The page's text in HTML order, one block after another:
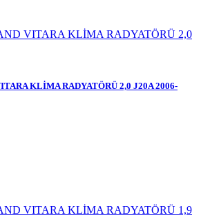
KLİMA RADYATÖRÜ 2,0 J20A 2006-